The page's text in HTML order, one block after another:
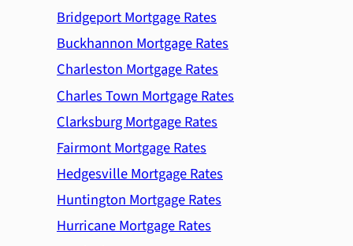
Bridgeport Mortgage Rates
Buckhannon Mortgage Rates
Charleston Mortgage Rates
Charles Town Mortgage Rates
Clarksburg Mortgage Rates
Fairmont Mortgage Rates
Hedgesville Mortgage Rates
Huntington Mortgage Rates
Hurricane Mortgage Rates